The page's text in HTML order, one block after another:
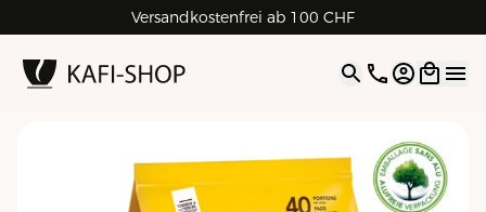
Versandkostenfrei ab 100 CHF
4.9| 5.0 Google
Open